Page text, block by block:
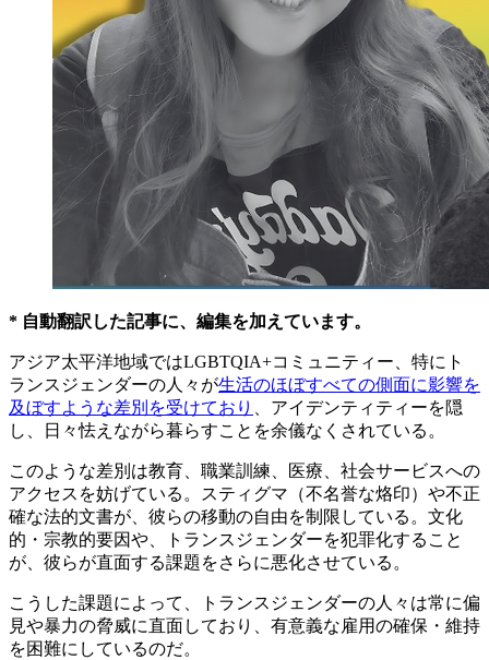
* 自動翻訳した記事に、編集を加えています。
アジア太平洋地域ではLGBTQIA+コミュニティー、特にト
ランスジェンダーの人々が生活のほぼすべての側面に影響を
及ぼすような差別を受けており 、アイデンティティーを隠
し、日々怯えながら暮らすことを余儀なくされている。
このような差別は教育、職業訓練、医療、社会サービスへの
アクセスを妨げている。スティグマ（不名誉な烙印）や不正
確な法的文書が、彼らの移動の自由を制限している。文化
的・宗教的要因や、トランスジェンダーを犯罪化すること
が、彼らが直面する課題をさらに悪化させている。
こうした課題によって、トランスジェンダーの人々は常に偏
見や暴力の脅威に直面しており、有意義な雇用の確保・維持
を困難にしているのだ。